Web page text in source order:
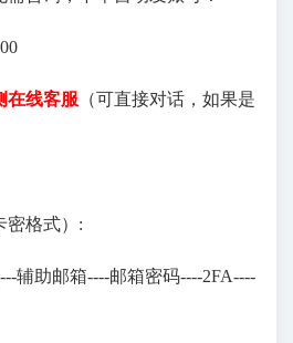
在线客服 （可直接对话，如果是
密格式）:
辅助邮箱----邮箱密码----2FA----